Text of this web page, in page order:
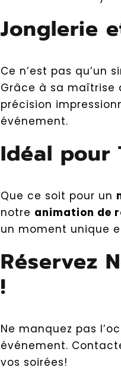
Jonglerie
Ce n’est pas qu’un
Grâce à sa maîtrise
précision
événement.
Idéal pour
Que ce soit pour un
notre animation de
un moment unique
Réservez
!
Ne manquez pas
événement.
vos soirées!